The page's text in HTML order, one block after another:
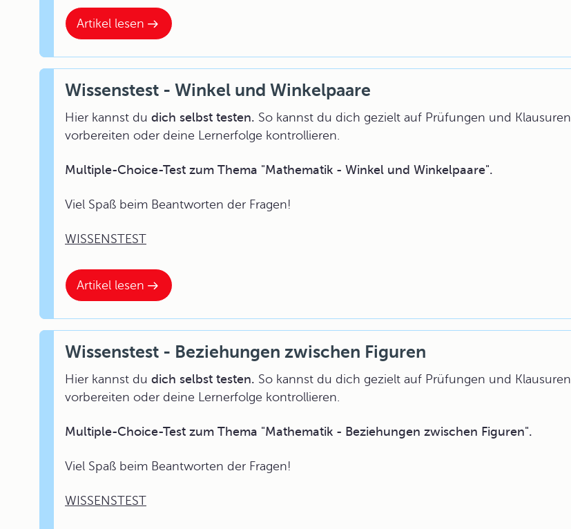
Artikel lesen
Artikel lesen
Wissenstest - Winkel und Winkelpaare
Hier kannst du dich selbst testen. So kannst du dich gezielt auf Prüfungen und Klausuren
vorbereiten oder deine Lernerfolge kontrollieren.
Multiple-Choice-Test zum Thema "Mathematik - Winkel und Winkelpaare".
Viel Spaß beim Beantworten der Fragen!
WISSENSTEST
Wissenstest - Beziehungen zwischen Figuren
Hier kannst du dich selbst testen. So kannst du dich gezielt auf Prüfungen und Klausuren
vorbereiten oder deine Lernerfolge kontrollieren.
Multiple-Choice-Test zum Thema "Mathematik - Beziehungen zwischen Figuren".
Viel Spaß beim Beantworten der Fragen!
WISSENSTEST